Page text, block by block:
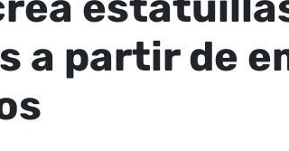
a partir de